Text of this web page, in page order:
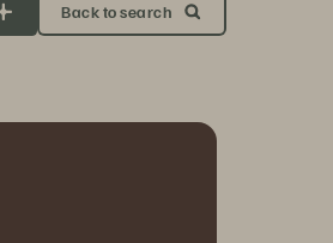
Back to search